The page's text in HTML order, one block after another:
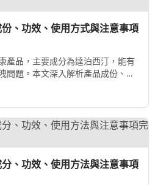
、功效、使用方式與注意事項
產品，主要成分為達泊西汀，能有
問題。本文深入解析產品成份、功
、功效、使用方法與注意事項